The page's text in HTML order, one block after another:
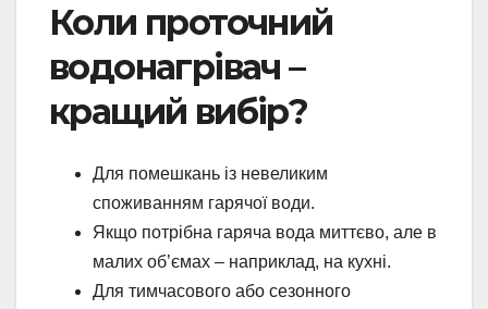
Коли проточний
водонагрівач –
кращий вибір?
Для помешкань із невеликим
споживанням гарячої води.
Якщо потрібна гаряча вода миттєво, але в
малих об’ємах – наприклад, на кухні.
Для тимчасового або сезонного